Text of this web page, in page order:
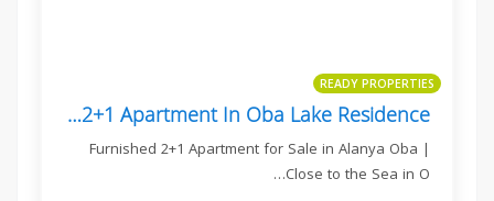
READY PROPERTIES
Furnished 2+1 Apartment In Oba Lake Residence
Furnished 2+1 Apartment for Sale in Alanya Oba |
Close to the Sea in O…